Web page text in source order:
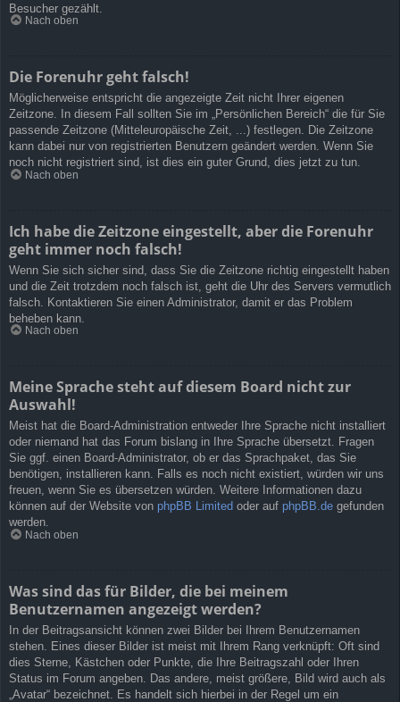
Besucher gezählt.
Nach oben
Die Forenuhr geht falsch!
Möglicherweise entspricht die angezeigte Zeit nicht Ihrer eigenen
Zeitzone. In diesem Fall sollten Sie im „Persönlichen Bereich“ die für Sie
passende Zeitzone (Mitteleuropäische Zeit, ...) festlegen. Die Zeitzone
kann dabei nur von registrierten Benutzern geändert werden. Wenn Sie
noch nicht registriert sind, ist dies ein guter Grund, dies jetzt zu tun.
Nach oben
Ich habe die Zeitzone eingestellt, aber die Forenuhr
geht immer noch falsch!
Wenn Sie sich sicher sind, dass Sie die Zeitzone richtig eingestellt haben
und die Zeit trotzdem noch falsch ist, geht die Uhr des Servers vermutlich
falsch. Kontaktieren Sie einen Administrator, damit er das Problem
beheben kann.
Nach oben
Meine Sprache steht auf diesem Board nicht zur
Auswahl!
Meist hat die Board-Administration entweder Ihre Sprache nicht installiert
oder niemand hat das Forum bislang in Ihre Sprache übersetzt. Fragen
Sie ggf. einen Board-Administrator, ob er das Sprachpaket, das Sie
benötigen, installieren kann. Falls es noch nicht existiert, würden wir uns
freuen, wenn Sie es übersetzen würden. Weitere Informationen dazu
können auf der Website von phpBB Limited oder auf phpBB.de gefunden
werden.
Nach oben
Was sind das für Bilder, die bei meinem
Benutzernamen angezeigt werden?
In der Beitragsansicht können zwei Bilder bei Ihrem Benutzernamen
stehen. Eines dieser Bilder ist meist mit Ihrem Rang verknüpft: Oft sind
dies Sterne, Kästchen oder Punkte, die Ihre Beitragszahl oder Ihren
Status im Forum angeben. Das andere, meist größere, Bild wird auch als
„Avatar“ bezeichnet. Es handelt sich hierbei in der Regel um ein